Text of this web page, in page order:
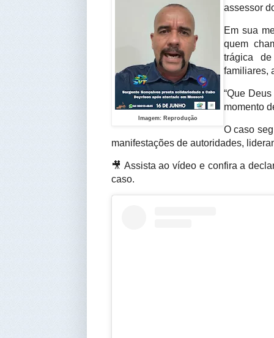
Imagem: Reprodução
assessor
Em sua
quem
trágica
familiares,
“Que
momento
O caso
manifestações de autoridades,
🎥 Assista ao vídeo e confira a
caso.